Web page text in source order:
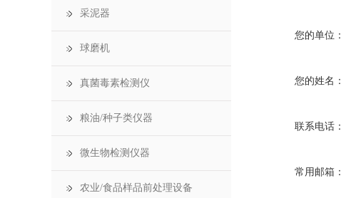
您的单位：
您的姓名：
联系电话：
常用邮箱：
采泥器
球磨机
真菌毒素检测仪
粮油/种子类仪器
微生物检测仪器
农业/食品样品前处理设备